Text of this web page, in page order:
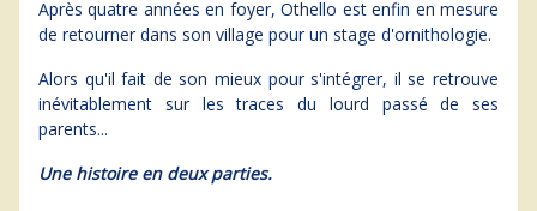
Après quatre années en foyer, Othello est enfin en mesure
de retourner dans son village pour un stage d'ornithologie.
Alors qu'il fait de son mieux pour s'intégrer, il se retrouve
inévitablement sur les traces du lourd passé de ses
parents...
Une histoire en deux parties.